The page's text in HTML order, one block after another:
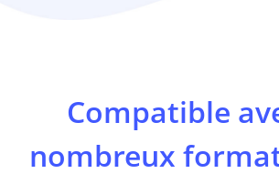
Compatible
nombreux